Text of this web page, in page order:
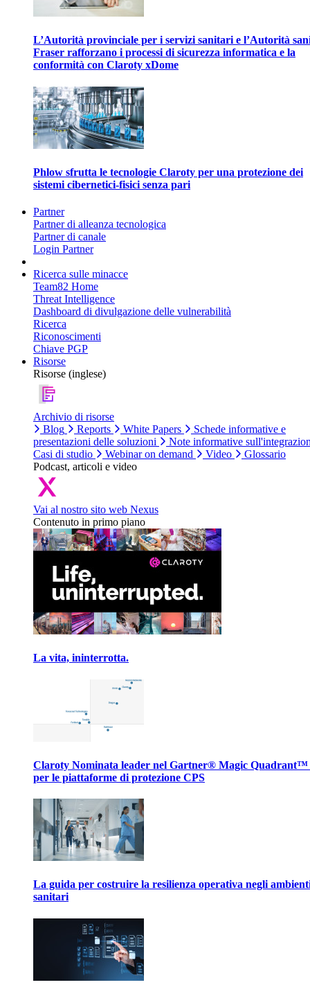
L’Autorità provinciale per i servizi sanitari e l’Autorità
Fraser rafforzano i processi di sicurezza informatica e la
conformità con Claroty xDome
Phlow sfrutta le tecnologie Claroty per una protezione dei
sistemi cibernetici-fisici senza pari
Partner
Partner di alleanza tecnologica
Partner di canale
Login Partner
Ricerca sulle minacce
Team82 Home
Threat Intelligence
Dashboard di divulgazione delle vulnerabilità
Ricerca
Riconoscimenti
Chiave PGP
Risorse
Risorse (inglese)
Archivio di risorse
Blog
Reports White Papers
Schede informative e
presentazioni delle soluzioni
Note informative
Casi di studio
Webinar on demand Video
Glossario
Podcast, articoli e video
Vai al nostro sito web Nexus
Contenuto in primo piano
La vita, ininterrotta.
Claroty Nominata leader nel Gartner® Magic Quadrant™
per le piattaforme di protezione CPS
La guida per costruire la resilienza operativa negli
sanitari